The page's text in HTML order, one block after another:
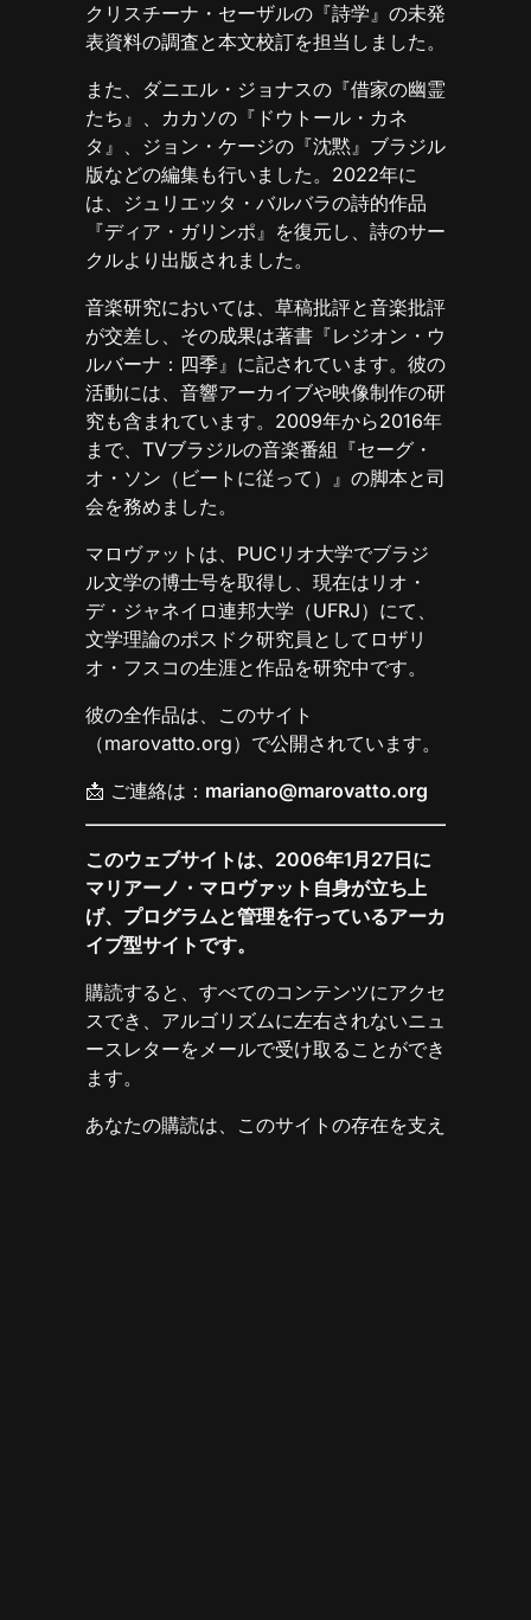
クリスチーナ・セーザルの『詩学』の未発
表資料の調査と本文校訂を担当しました。
また、ダニエル・ジョナスの『借家の幽霊
たち』、カカソの『ドウトール・カネ
タ』、ジョン・ケージの『沈黙』ブラジル
版などの編集も行いました。2022年に
は、ジュリエッタ・バルバラの詩的作品
『ディア・ガリンポ』を復元し、詩のサー
クルより出版されました。
音楽研究においては、草稿批評と音楽批評
が交差し、その成果は著書『レジオン・ウ
ルバーナ：四季』に記されています。彼の
活動には、音響アーカイブや映像制作の研
究も含まれています。2009年から2016年
まで、TVブラジルの音楽番組『セーグ・
オ・ソン（ビートに従って）』の脚本と司
会を務めました。
マロヴァットは、PUCリオ大学でブラジ
ル文学の博士号を取得し、現在はリオ・
デ・ジャネイロ連邦大学（UFRJ）にて、
文学理論のポスドク研究員としてロザリ
オ・フスコの生涯と作品を研究中です。
彼の全作品は、このサイト
（marovatto.org）で公開されています。
📩 ご連絡は： mariano@marovatto.org
このウェブサイトは、2006年1月27日に
マリアーノ・マロヴァット自身が立ち上
げ、プログラムと管理を行っているアーカ
イブ型サイトです。
購読すると、すべてのコンテンツにアクセ
スでき、アルゴリズムに左右されないニュ
ースレターをメールで受け取ることができ
ます。
あなたの購読は、このサイトの存在を支え